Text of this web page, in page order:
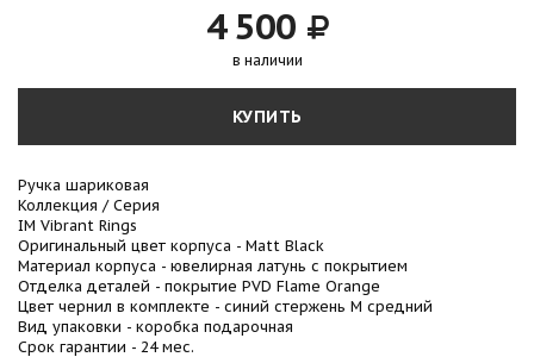
4 500
в наличии
КУПИТЬ
Ручка шариковая
Коллекция / Серия
IM Vibrant Rings
Оригинальный цвет корпуса - Matt Black
Материал корпуса - ювелирная латунь с покрытием
Отделка деталей - покрытие PVD Flame Orange
Цвет чернил в комплекте - синий стержень М средний
Вид упаковки - коробка подарочная
Срок гарантии - 24 мес.